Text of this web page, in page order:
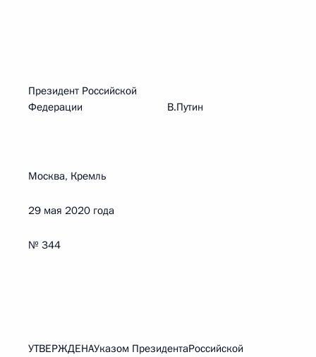
Президент Российской
Федерации В.Путин
Москва, Кремль
29 мая 2020 года
№ 344
УТВЕРЖДЕНАУказом ПрезидентаРоссийской